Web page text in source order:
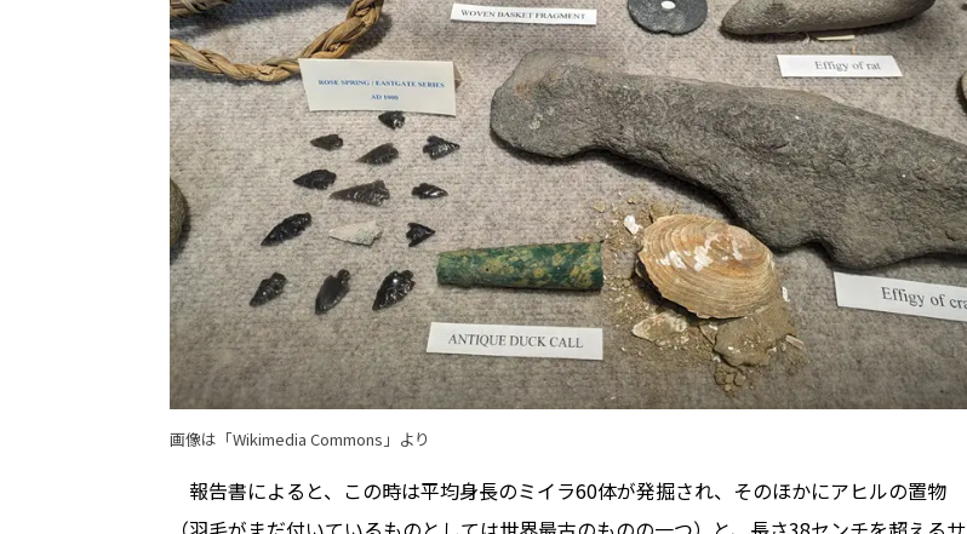
画像は「Wikimedia Commons」より
報告書によると、この時は平均身長のミイラ60体が発掘され、そのほかにアヒルの置物